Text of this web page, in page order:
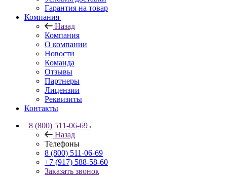
Гарантия на товар
Компания
Назад
Компания
О компании
Новости
Команда
Отзывы
Партнеры
Лицензии
Реквизиты
Контакты
8 (800) 511-06-69
Назад
Телефоны
8 (800) 511-06-69
+7 (917) 588-58-60
Заказать звонок